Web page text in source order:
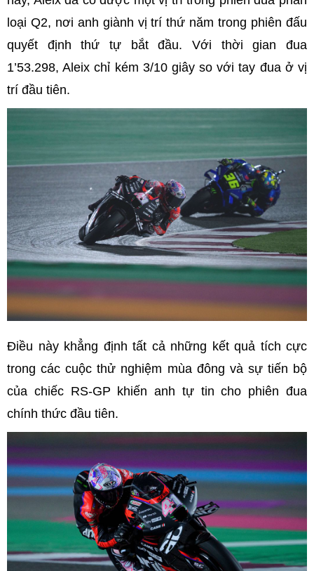
loại Q2, nơi anh giành vị trí thứ năm trong phiên đấu
quyết định thứ tự bắt đầu. Với thời gian đua
1’53.298, Aleix chỉ kém 3/10 giây so với tay đua ở vị
trí đầu tiên.
Điều này khẳng định tất cả những kết quả tích cực
trong các cuộc thử nghiệm mùa đông và sự tiến bộ
của chiếc RS-GP khiến anh tự tin cho phiên đua
chính thức đầu tiên.